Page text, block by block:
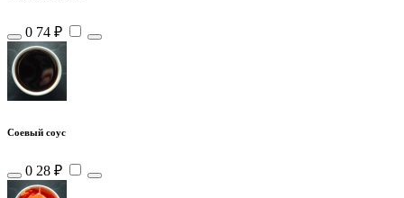
0 74 ₽
Соевый соус
0 28 ₽